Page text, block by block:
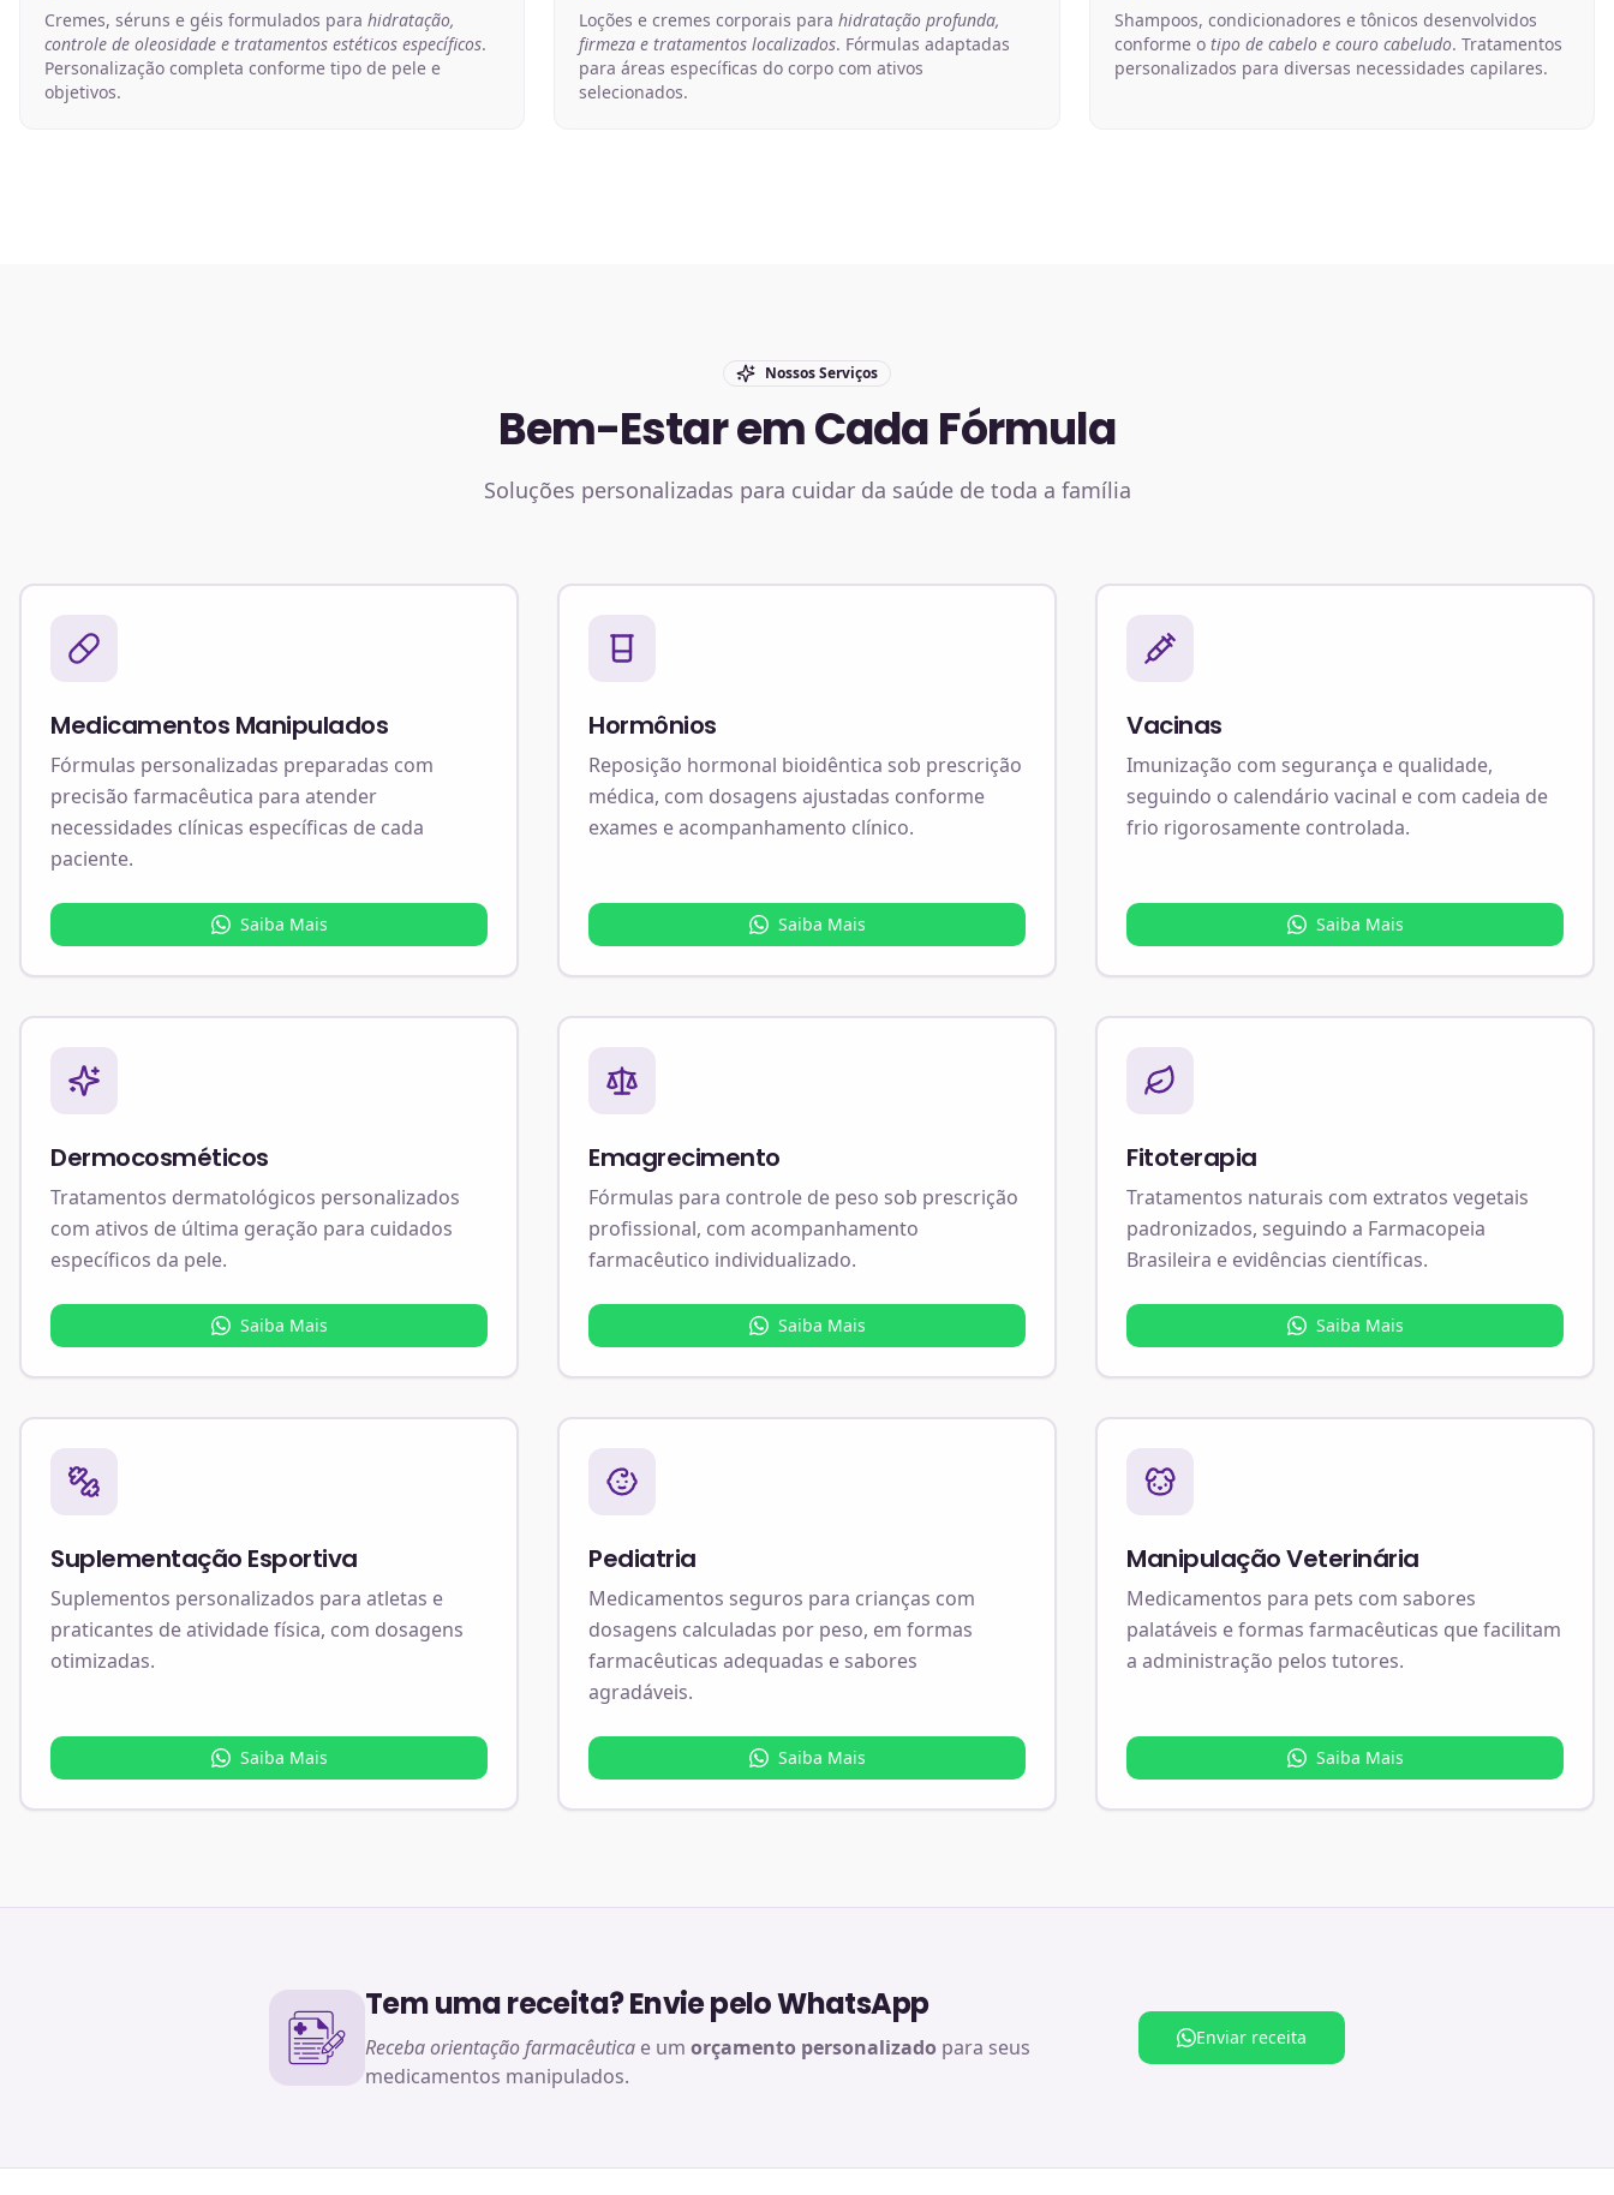
Cremes, séruns e géis formulados para hidratação,
controle de oleosidade e tratamentos estéticos específicos.
Personalização completa conforme tipo de pele e
objetivos.
Loções e cremes corporais parahidratação profunda,
firmeza e tratamentos localizados. Fórmulas adaptadas
para áreas específicas do corpo com ativos
selecionados.
Shampoos, condicionadores e tônicos desenvolvidos
conforme o tipo de cabelo e couro cabeludo. Tratamentos
personalizados para diversas necessidades capilares.
Nossos Serviços
Bem-Estar em Cada Fórmula
Soluções personalizadas para cuidar da saúde de toda a família
Medicamentos Manipulados
Fórmulas personalizadas preparadas com
precisão farmacêutica para atender
necessidades clínicas específicas de cada
paciente.
Saiba Mais
Hormônios
Reposição hormonal bioidêntica sob prescrição
médica, com dosagens ajustadas conforme
exames e acompanhamento clínico.
Saiba Mais
Vacinas
Imunização com segurança e qualidade,
seguindo o calendário vacinal e com cadeia de
frio rigorosamente controlada.
Saiba Mais
Dermocosméticos
Tratamentos dermatológicos personalizados
com ativos de última geração para cuidados
específicos da pele.
Saiba Mais
Emagrecimento
Fórmulas para controle de peso sob prescrição
profissional, com acompanhamento
farmacêutico individualizado.
Saiba Mais
Fitoterapia
Tratamentos naturais com extratos vegetais
padronizados, seguindo a Farmacopeia
Brasileira e evidências científicas.
Saiba Mais
Suplementação Esportiva
Suplementos personalizados para atletas e
praticantes de atividade física, com dosagens
otimizadas.
Saiba Mais
Pediatria
Medicamentos seguros para crianças com
dosagens calculadas por peso, em formas
farmacêuticas adequadas e sabores
agradáveis.
Saiba Mais
Manipulação Veterinária
Medicamentos para pets com sabores
palatáveis e formas farmacêuticas que facilitam
a administração pelos tutores.
Saiba Mais
Tem uma receita? Envie pelo WhatsApp
Receba orientação farmacêutica e um orçamento personalizado para seus
medicamentos manipulados.
Enviar receita